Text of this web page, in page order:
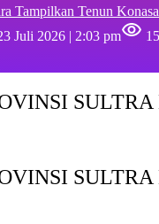
Tampilkan Tenun
Juli 2026 | 2:03 pm